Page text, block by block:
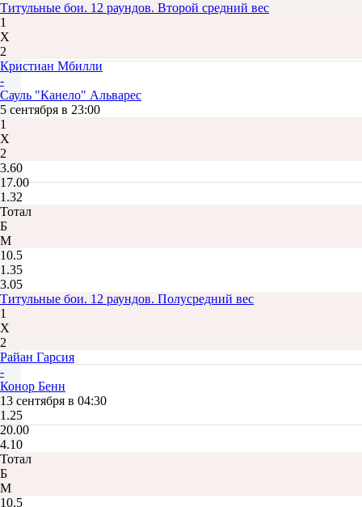
Титульные бои. 12 раундов. Второй средний вес
1
Х
2
Кристиан Мбилли
-
Сауль "Канело" Альварес
5 сентября в 23:00
1
Х
2
3.60
17.00
1.32
Тотал
Б
М
10.5
1.35
3.05
Титульные бои. 12 раундов. Полусредний вес
1
Х
2
Райан Гарсия
-
Конор Бенн
13 сентября в 04:30
1.25
20.00
4.10
Тотал
Б
М
10.5